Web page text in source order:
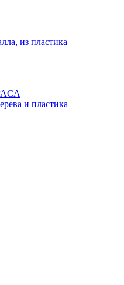
из пластика
и пластика